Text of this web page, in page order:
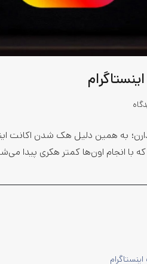
دارن؛ به همین دلیل هک شدن اکانت
با انجام اون‌ها کمتر هکری پیدا